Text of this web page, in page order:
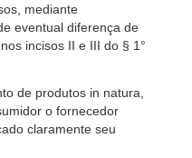
mediante
eventual diferença de
incisos II e III do § 1°
de produtos in natura,
o fornecedor
claramente seu